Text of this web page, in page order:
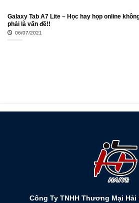
Galaxy Tab A7 Lite – Học hay họp online
phải là vấn đề!!
06/07/2021
Công Ty TNHH Thương Mại Hải